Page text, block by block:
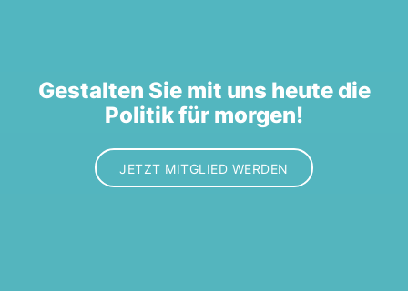
Gestalten Sie mit uns heute die
Politik für morgen!
JETZT MITGLIED WERDEN